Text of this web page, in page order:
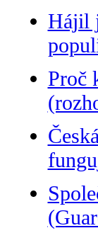
Hájil
Proč